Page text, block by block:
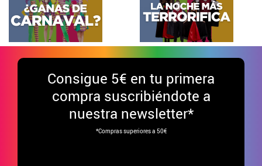
Consigue 5€ en tu primera
compra suscribiéndote a
nuestra newsletter*
*Compras superiores a 50€